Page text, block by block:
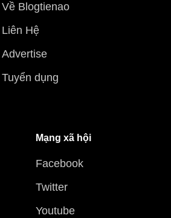
Về Blogtienao
Liên Hệ
Advertise
Tuyển dụng
Mạng xã hội
Facebook
Twitter
Youtube